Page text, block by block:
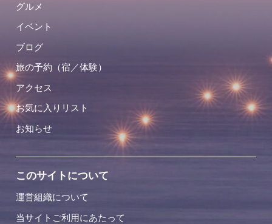
グルメ
イベント
ブログ
旅の予約（宿／体験）
アクセス
お気に入りリスト
お知らせ
このサイトについて
運営組織について
当サイトご利用にあたって